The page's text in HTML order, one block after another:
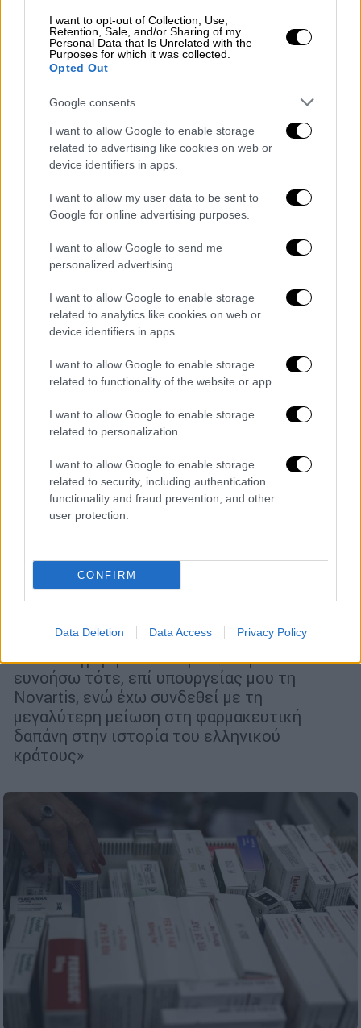
I want to opt-out of Collection, Use,
Retention, Sale, and/or Sharing of my
Personal Data that Is Unrelated with the
Purposes for which it was collected.
Opted Out
Google consents
I want to allow Google to enable storage
related to advertising like cookies on web or
device identifiers in apps.
I want to allow my user data to be sent to
Google for online advertising purposes.
I want to allow Google to send me
personalized advertising.
I want to allow Google to enable storage
related to analytics like cookies on web or
device identifiers in apps.
I want to allow Google to enable storage
related to functionality of the website or app.
I want to allow Google to enable storage
related to personalization.
I want to allow Google to enable storage
related to security, including authentication
functionality and fraud prevention, and other
user protection.
CONFIRM
Data Deletion Data Access Privacy Policy
«Μούδιασε» η αγορά μετά τα νέα
κουρέματα 80% στα νοσοκομειακά
κίνδυνοι
του ethnos.gr θα προχωρήσει ο ίδιος
αναδρομικά σε παρεμβάσεις
Πολιτική|26.05.2025 15:05
Κατέθεσε ο Γεωργιάδης στη δίκη
θέλω να μάθω ποιοι τους έβαλαν»
«Με κατηγόρησαν ότι προσπάθησα να
ευνοήσω τότε, επί υπουργείας μου τη
Novartis, ενώ έχω συνδεθεί με τη
μεγαλύτερη μείωση στη φαρμακευτική
δαπάνη στην ιστορία του ελληνικού
κράτους»